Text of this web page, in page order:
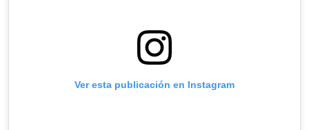
Ver esta publicación en Instagram